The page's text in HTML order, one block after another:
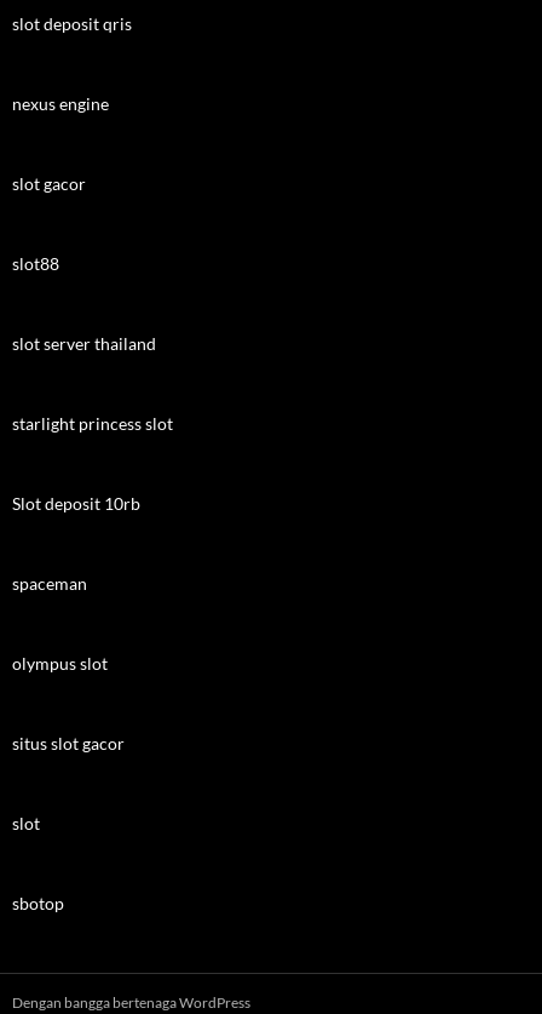
slot deposit qris
nexus engine
slot gacor
slot88
slot server thailand
starlight princess slot
Slot deposit 10rb
spaceman
olympus slot
situs slot gacor
slot
sbotop
Dengan bangga bertenaga WordPress